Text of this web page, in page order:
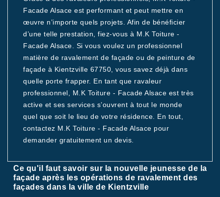
Facade Alsace est performant et peut mettre en
œuvre n’importe quels projets. Afin de bénéficier
d’une telle prestation, fiez-vous à M.K Toiture -
Facade Alsace. Si vous voulez un professionnel
matière de ravalement de façade ou de peinture de
façade à Kientzville 67750, vous savez déjà dans
quelle porte frapper. En tant que ravaleur
professionnel, M.K Toiture - Facade Alsace est très
active et ses services s’ouvrent à tout le monde
quel que soit le lieu de votre résidence. En tout,
contactez M.K Toiture - Facade Alsace pour
demander gratuitement un devis.
Ce qu'il faut savoir sur la nouvelle jeunesse de la
façade après les opérations de ravalement des
façades dans la ville de Kientzville